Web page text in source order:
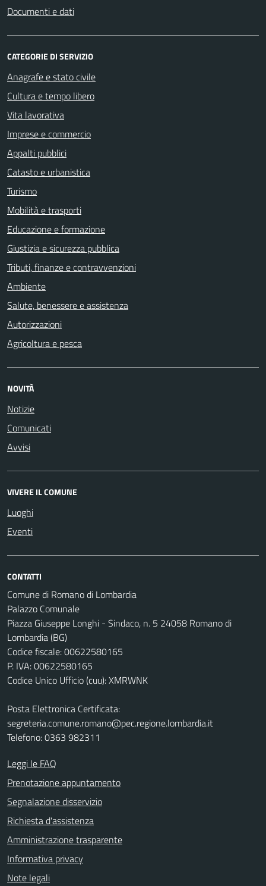
Documenti e dati
CATEGORIE DI SERVIZIO
Anagrafe e stato civile
Cultura e tempo libero
Vita lavorativa
Imprese e commercio
Appalti pubblici
Catasto e urbanistica
Turismo
Mobilità e trasporti
Educazione e formazione
Giustizia e sicurezza pubblica
Tributi, finanze e contravvenzioni
Ambiente
Salute, benessere e assistenza
Autorizzazioni
Agricoltura e pesca
NOVITÀ
Notizie
Comunicati
Avvisi
VIVERE IL COMUNE
Luoghi
Eventi
CONTATTI
Comune di Romano di Lombardia
Palazzo Comunale
Piazza Giuseppe Longhi - Sindaco, n. 5 24058 Romano di
Lombardia (BG)
Codice fiscale: 00622580165
P. IVA: 00622580165
Codice Unico Ufficio (cuu): XMRWNK
Posta Elettronica Certificata:
segreteria.comune.romano@pec.regione.lombardia.it
Telefono: 0363 982311
Leggi le FAQ
Prenotazione appuntamento
Segnalazione disservizio
Richiesta d'assistenza
Amministrazione trasparente
Informativa privacy
Note legali